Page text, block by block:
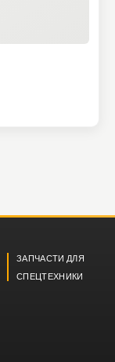
ЗАПЧАСТИ ДЛЯ
СПЕЦТЕХНИКИ